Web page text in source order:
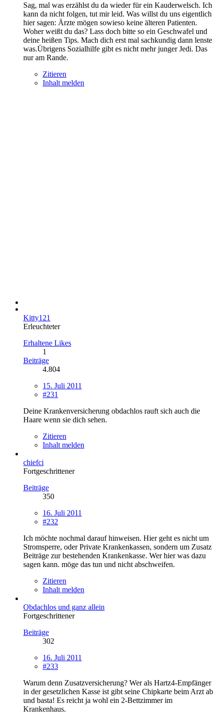
Sag, mal was erzählst du da wieder für ein Kauderwelsch. Ich
kann da nicht folgen, tut mir leid. Was willst du uns eigentlich
hier sagen: Ärzte mögen sowieso keine älteren Patienten.
Woher weißt du das? Lass doch bitte so ein Geschwafel und
deine heißen Tips. Mach dich erst mal sachkundig dann lenste
was.Übrigens Sozialhilfe gibt es nicht mehr junger Jedi. Das
nur am Rande.
Zitieren
Inhalt melden
Kitty121
Erleuchteter
Erhaltene Likes
1
Beiträge
4.804
15. Juli 2011
#231
Deine Krankenversicherung obdachlos rauft sich auch die
Haare wenn sie dich sehen.
Zitieren
Inhalt melden
chiefci
Fortgeschrittener
Beiträge
350
16. Juli 2011
#232
Ich möchte nochmal darauf hinweisen. Hier geht es nicht um
Stromsperre, oder Private Krankenkassen, sondern um Zusatz
Beiträge zur bestehenden Krankenkasse. Wer hier was dazu
sagen kann. möge das tun und nicht abschweifen.
Zitieren
Inhalt melden
Obdachlos und ganz allein
Fortgeschrittener
Beiträge
302
16. Juli 2011
#233
Warum denn Zusatzversicherung? Wer als Hartz4-Empfänger
in der gesetzlichen Kasse ist gibt seine Chipkarte beim Arzt ab
und basta! Es reicht ja wohl ein 2-Bettzimmer im
Krankenhaus.